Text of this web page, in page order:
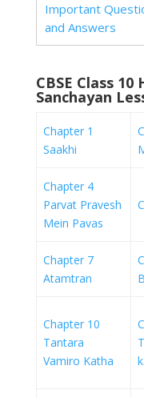
Important
and Answers
CBSE Class
Sanchayan
Chapter 1
Saakhi
Chapter 4
Parvat Pravesh
Mein Pavas
Chapter 7
Atamtran
Chapter 10
Tantara
Vamiro Katha